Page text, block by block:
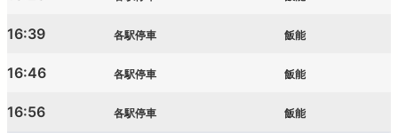
16:39 各駅停車 飯能
16:46 各駅停車 飯能
16:56 各駅停車 飯能